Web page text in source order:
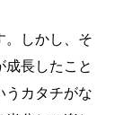
。しかし、そ
長したこと
うカタチがな